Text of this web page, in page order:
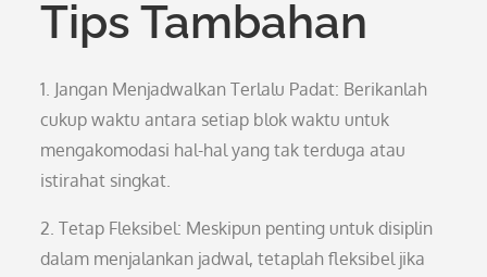
Tips Tambahan
1. Jangan Menjadwalkan Terlalu Padat: Berikanlah
cukup waktu antara setiap blok waktu untuk
mengakomodasi hal-hal yang tak terduga atau
istirahat singkat.
2. Tetap Fleksibel: Meskipun penting untuk disiplin
dalam menjalankan jadwal, tetaplah fleksibel jika